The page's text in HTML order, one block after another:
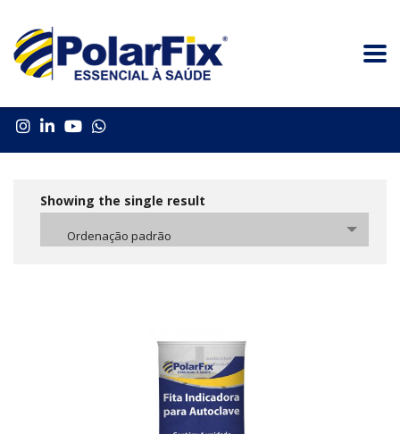
Showing the single result
Ordenação padrão